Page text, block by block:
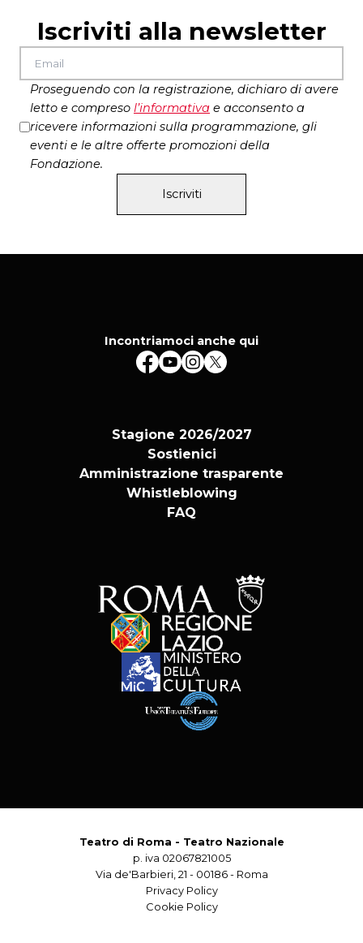
Iscriviti alla newsletter
Proseguendo con la registrazione, dichiaro di avere
letto e compreso l’informativa e acconsento a
ricevere informazioni sulla programmazione, gli
eventi e le altre offerte promozioni della
Fondazione.
Iscriviti
Incontriamoci anche qui
Stagione 2026/2027
Sostienici
Amministrazione trasparente
Whistleblowing
FAQ
Teatro di Roma - Teatro Nazionale
p. iva 02067821005
Via de'Barbieri, 21 - 00186 - Roma
Privacy Policy
Cookie Policy